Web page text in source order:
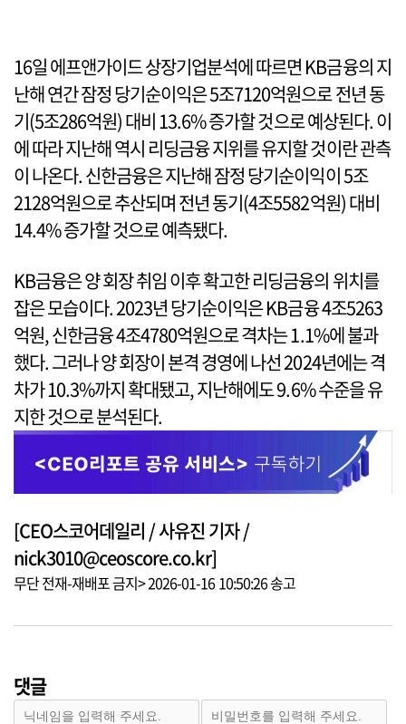
16일 에프앤가이드 상장기업분석에 따르면 KB금융의 지
난해 연간 잠정 당기순이익은 5조7120억원으로 전년 동
기(5조286억원) 대비 13.6% 증가할 것으로 예상된다. 이
에 따라 지난해 역시 리딩금융 지위를 유지할 것이란 관측
이 나온다. 신한금융은 지난해 잠정 당기순이익이 5조
2128억원으로 추산되며 전년 동기(4조5582억원) 대비
14.4% 증가할 것으로 예측됐다.
KB금융은 양 회장 취임 이후 확고한 리딩금융의 위치를
잡은 모습이다. 2023년 당기순이익은 KB금융 4조5263
억원, 신한금융 4조4780억원으로 격차는 1.1%에 불과
했다. 그러나 양 회장이 본격 경영에 나선 2024년에는 격
차가 10.3%까지 확대됐고, 지난해에도 9.6% 수준을 유
지한 것으로 분석된다.
[CEO스코어데일리 / 사유진 기자 /
nick3010@ceoscore.co.kr]
무단 전재-재배포 금지> 2026-01-16 10:50:26 송고
댓글